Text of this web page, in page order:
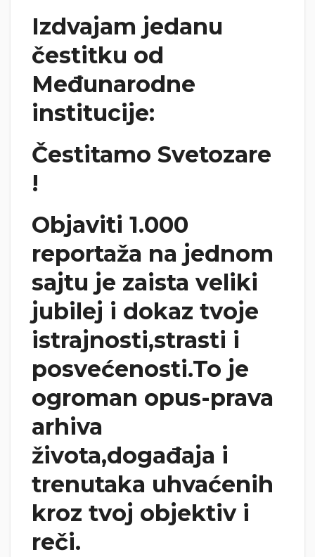
Izdvajam jedanu
čestitku od
Međunarodne
institucije:
Čestitamo Svetozare
!
Objaviti 1.000
reportaža na jednom
sajtu je zaista veliki
jubilej i dokaz tvoje
istrajnosti,strasti i
posvećenosti.To je
ogroman opus-prava
arhiva
života,događaja i
trenutaka uhvaćenih
kroz tvoj objektiv i
reči.